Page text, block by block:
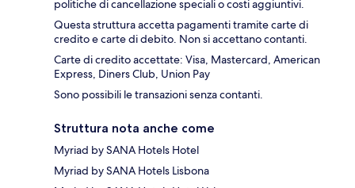
politiche di cancellazione speciali o costi aggiuntivi.
Questa struttura accetta pagamenti tramite carte di
credito e carte di debito. Non si accettano contanti.
Carte di credito accettate: Visa, Mastercard, American
Express, Diners Club, Union Pay
Sono possibili le transazioni senza contanti.
Struttura nota anche come
Myriad by SANA Hotels Hotel
Myriad by SANA Hotels Lisbona